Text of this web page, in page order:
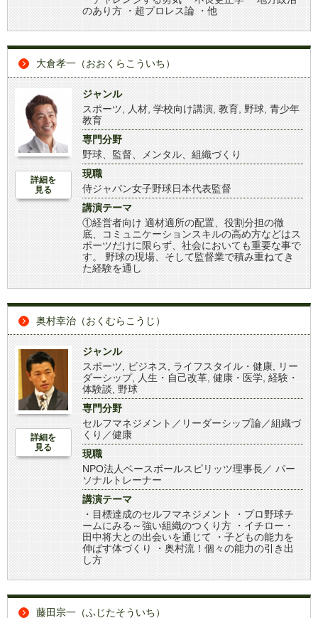
のあり方 ・超プロレス論 ・他
大倉孝一（おおくらこういち）
詳細を
見る
ジャンル
スポーツ
人材 学校向け講演 教育 野球 青少年
教育
専門分野
野球、監督、メンタル、組織づくり
現職
侍ジャパン女子野球日本代表監督
講演テーマ
①経営者向け 適材適所の配置、役割分担の徹
底、コミュニケーションスキルの高め方などはス
ポーツだけに限らず、社会においても重要な事で
す。 野球の現場、そして監督業で積み重ねてき
た経験を通し
奥村幸治（おくむらこうじ）
詳細を
見る
ジャンル
スポーツ
ビジネス ライフスタイル・健康
リー
ダーシップ, 人生・自己改革 健康・医学 経験・
体験談
野球
専門分野
セルフマネジメント／リーダーシップ論／組織づ
くり／健康
現職
NPO法人ベースボールスピリッツ理事長／ パー
ソナルトレーナー
講演テーマ
・目標達成のセルフマネジメント ・プロ野球チ
ームにみる～強い組織のつくり方 ・イチロー・
田中将大との出会いを通じて ・子どもの能力を
伸ばす体づくり ・奥村流！個々の能力の引き出
し方
藤田宗一（ふじたそういち）